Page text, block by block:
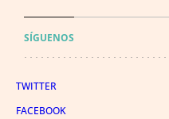
SÍGUENOS
TWITTER
FACEBOOK